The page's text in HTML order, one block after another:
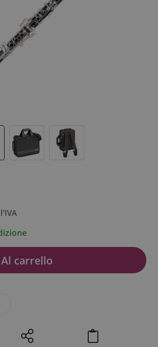
Al carrello